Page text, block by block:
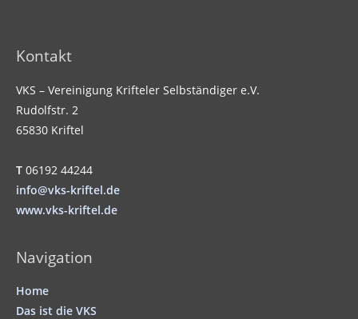
Kontakt
VKS – Vereinigung Krifteler Selbständiger e.V.
Rudolfstr. 2
65830 Kriftel
T 06192 44244
info@vks-kriftel.de
www.vks-kriftel.de
Navigation
Home
Das ist die VKS